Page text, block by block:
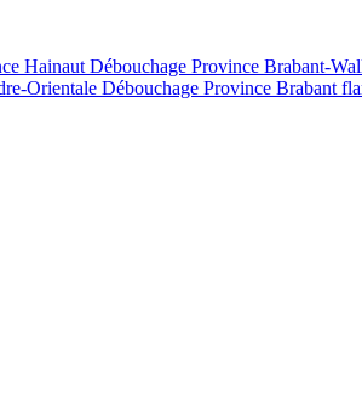
Hainaut Débouchage Province Brabant-
Orientale Débouchage Province Brabant